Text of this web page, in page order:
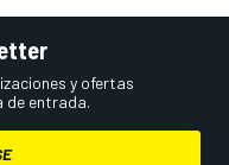
y ofertas
de entrada.